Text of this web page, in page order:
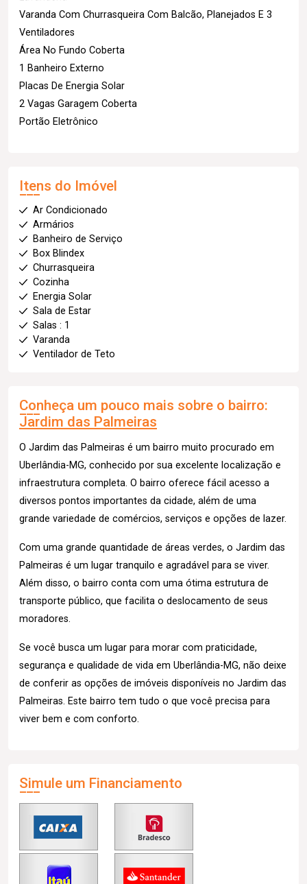
Varanda Com Churrasqueira Com Balcão, Planejados E 3
Ventiladores
Área No Fundo Coberta
1 Banheiro Externo
Placas De Energia Solar
2 Vagas Garagem Coberta
Portão Eletrônico
Itens do Imóvel
Ar Condicionado
Armários
Banheiro de Serviço
Box Blindex
Churrasqueira
Cozinha
Energia Solar
Sala de Estar
Salas : 1
Varanda
Ventilador de Teto
Conheça um pouco mais sobre o bairro:
Jardim das Palmeiras
O Jardim das Palmeiras é um bairro muito procurado em
Uberlândia-MG, conhecido por sua excelente localização e
infraestrutura completa. O bairro oferece fácil acesso a
diversos pontos importantes da cidade, além de uma
grande variedade de comércios, serviços e opções de lazer.
Com uma grande quantidade de áreas verdes, o Jardim das
Palmeiras é um lugar tranquilo e agradável para se viver.
Além disso, o bairro conta com uma ótima estrutura de
transporte público, que facilita o deslocamento de seus
moradores.
Se você busca um lugar para morar com praticidade,
segurança e qualidade de vida em Uberlândia-MG, não deixe
de conferir as opções de imóveis disponíveis no Jardim das
Palmeiras. Este bairro tem tudo o que você precisa para
viver bem e com conforto.
Simule um Financiamento